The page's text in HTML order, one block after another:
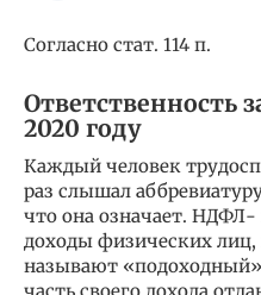
Согласно стат. 114 п.
Ответственность
2020 году
Каждый человек
раз слышал
что она означает.
доходы физических лиц,
называют
часть своего дохода